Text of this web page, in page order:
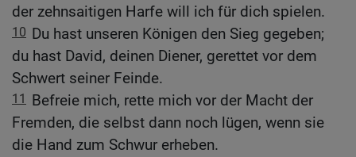
der zehnsaitigen Harfe will ich für dich spielen.
10 Du hast unseren Königen den Sieg gegeben;
du hast David, deinen Diener, gerettet vor dem
Schwert seiner Feinde.
11
Befreie mich, rette mich vor der Macht der
Fremden, die selbst dann noch lügen, wenn sie
die Hand zum Schwur erheben.